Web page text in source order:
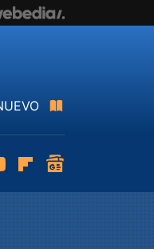
YoutubeFlipboard